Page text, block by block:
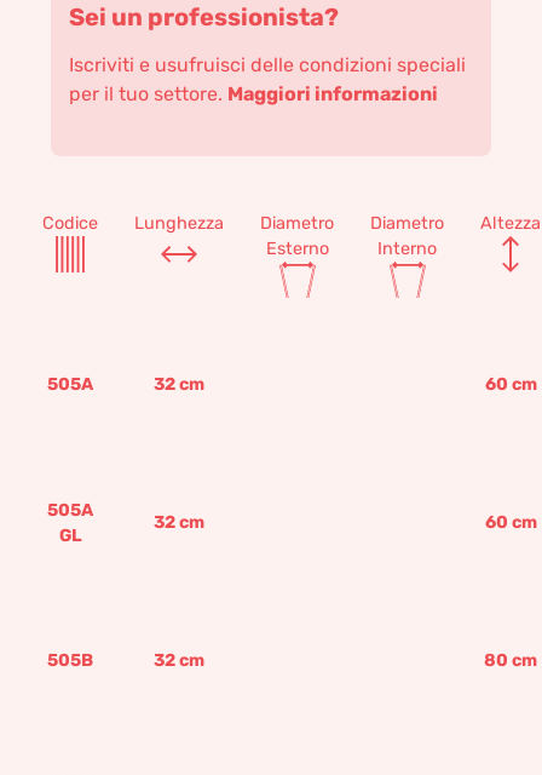
Sei un professionista?
Iscriviti e usufruisci delle condizioni speciali
per il tuo settore. Maggiori informazioni
Codice Lunghezza
Diametro
Esterno
Diametro
Interno
Altezza
505A 32cm 60 cm
505A
GL
32cm 60 cm
505B 32cm 80 cm